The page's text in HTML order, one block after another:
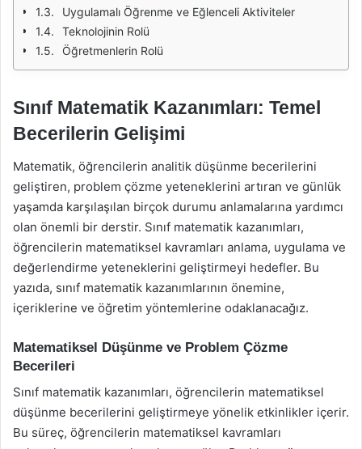
Uygulamalı Öğrenme ve Eğlenceli Aktiviteler
Teknolojinin Rolü
Öğretmenlerin Rolü
Sınıf Matematik Kazanımları: Temel
Becerilerin Gelişimi
Matematik, öğrencilerin analitik düşünme becerilerini
geliştiren, problem çözme yeteneklerini artıran ve günlük
yaşamda karşılaşılan birçok durumu anlamalarına yardımcı
olan önemli bir derstir. Sınıf matematik kazanımları,
öğrencilerin matematiksel kavramları anlama, uygulama ve
değerlendirme yeteneklerini geliştirmeyi hedefler. Bu
yazıda, sınıf matematik kazanımlarının önemine,
içeriklerine ve öğretim yöntemlerine odaklanacağız.
Matematiksel Düşünme ve Problem Çözme
Becerileri
Sınıf matematik kazanımları, öğrencilerin matematiksel
düşünme becerilerini geliştirmeye yönelik etkinlikler içerir.
Bu süreç, öğrencilerin matematiksel kavramları